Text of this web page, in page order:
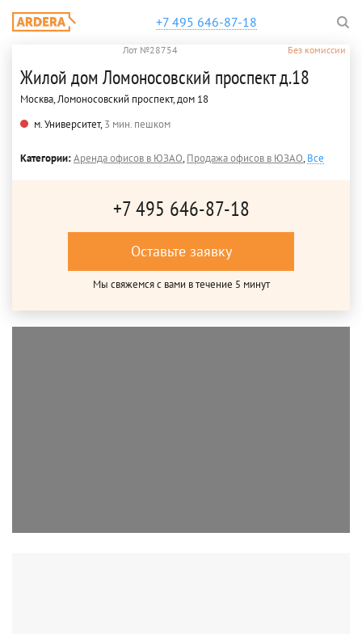
+7 495 646-87-18
Лот №28754 Без комиссии
Жилой дом Ломоносовский проспект д.18
Москва, Ломоносовский проспект, дом 18
м. Университет,3 мин. пешком
Категории:Аренда офисов в ЮЗАО,Продажа офисов в ЮЗАО,Все
+7 495 646-87-18
Оставьте заявку
Мы свяжемся с вами в течение 5 минут